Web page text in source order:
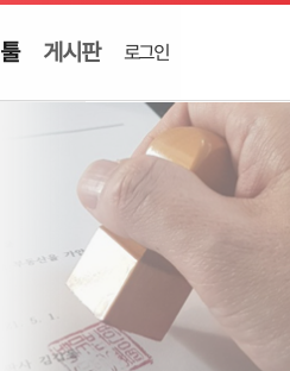
툴 게시판 로그인